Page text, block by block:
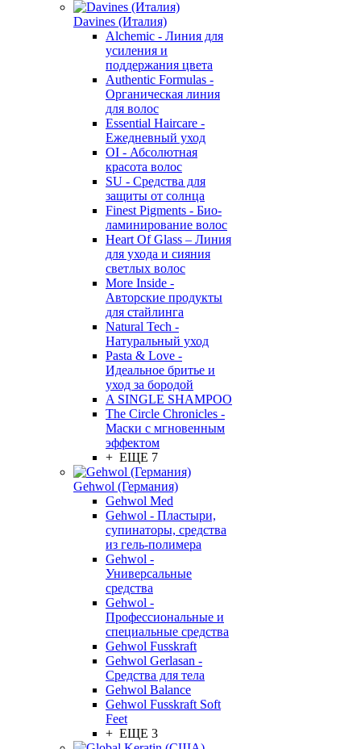
Davines (Италия)
Alchemic - Линия для
усиления и
поддержания цвета
Authentic Formulas -
Органическая линия
для волос
Essential Haircare -
Eжедневный уход
OI - Абсолютная
красота волос
SU - Средства для
защиты от солнца
Finest Pigments - Био-
ламинирование волос
Heart Of Glass – Линия
для ухода и сияния
светлых волос
More Inside -
Авторские продукты
для стайлинга
Natural Tech -
Натуральный уход
Pasta & Love -
Идеальное бритье и
уход за бородой
A SINGLE SHAMPOO
The Circle Chronicles -
Маски с мгновенным
эффектом
+ ЕЩЕ 7
Gehwol (Германия)
Gehwol Med
Gehwol - Пластыри,
супинаторы, средства
из гель-полимера
Gehwol -
Универсальные
средства
Gehwol -
Профессиональные и
специальные средства
Gehwol Fusskraft
Gehwol Gerlasan -
Средства для тела
Gehwol Balance
Gehwol Fusskraft Soft
Feet
+ ЕЩЕ 3